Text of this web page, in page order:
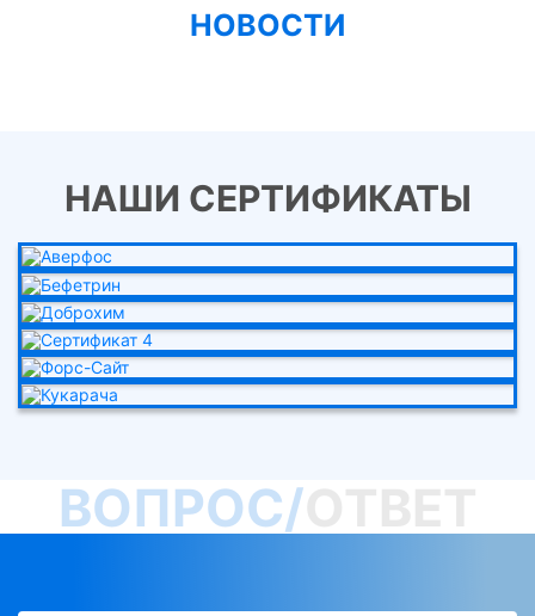
НОВОСТИ
НАШИ СЕРТИФИКАТЫ
ВОПРОС/